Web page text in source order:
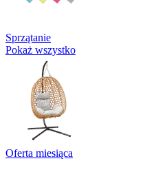
Sprzątanie
Pokaż wszystko
Oferta miesiąca